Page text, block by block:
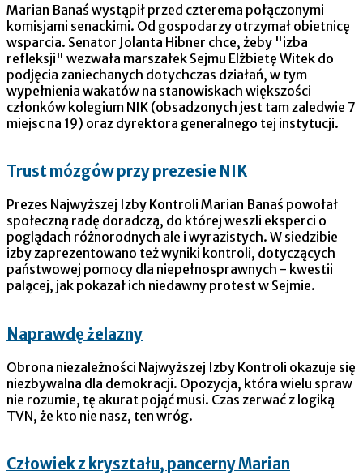
Marian Banaś wystąpił przed czterema połączonymi
komisjami senackimi. Od gospodarzy otrzymał obietnicę
wsparcia. Senator Jolanta Hibner chce, żeby "izba
refleksji" wezwała marszałek Sejmu Elżbietę Witek do
podjęcia zaniechanych dotychczas działań, w tym
wypełnienia wakatów na stanowiskach większości
członków kolegium NIK (obsadzonych jest tam zaledwie 7
miejsc na 19) oraz dyrektora generalnego tej instytucji.
Trust mózgów przy prezesie NIK
Prezes Najwyższej Izby Kontroli Marian Banaś powołał
społeczną radę doradczą, do której weszli eksperci o
poglądach różnorodnych ale i wyrazistych. W siedzibie
izby zaprezentowano też wyniki kontroli, dotyczących
państwowej pomocy dla niepełnosprawnych - kwestii
palącej, jak pokazał ich niedawny protest w Sejmie.
Naprawdę żelazny
Obrona niezależności Najwyższej Izby Kontroli okazuje się
niezbywalna dla demokracji. Opozycja, która wielu spraw
nie rozumie, tę akurat pojąć musi. Czas zerwać z logiką
TVN, że kto nie nasz, ten wróg.
Człowiek z kryształu, pancerny Marian